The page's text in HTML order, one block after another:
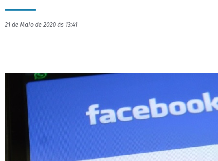
21 de Maio de 2020 às 13:41